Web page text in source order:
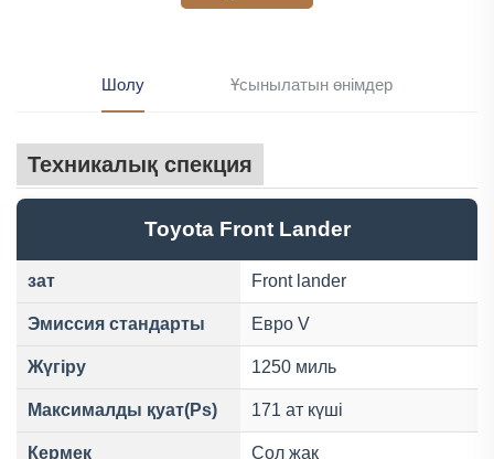
Шолу Ұсынылатын өнімдер
Техникалық спекция
Toyota Front Lander
зат Front lander
Эмиссия стандарты Евро V
Жүгіру 1250 миль
Максималды қуат(Ps) 171 ат күші
Кермек Сол жақ